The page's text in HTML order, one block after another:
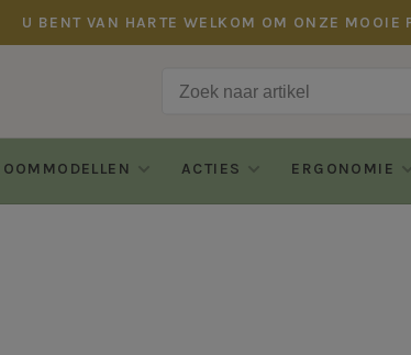
U BENT VAN HARTE WELKOM OM ONZE MOOIE
ACTIES ERGONOMIE